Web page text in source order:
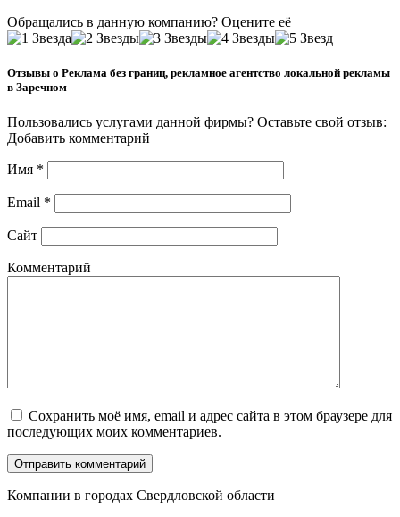
Обращались в данную компанию? Оцените её
Отзывы о Реклама без границ, рекламное агентство локальной рекламы
в Заречном
Пользовались услугами данной фирмы? Оставьте свой отзыв:
Добавить комментарий
Имя *
Email *
Сайт
Комментарий
Сохранить моё имя, email и адрес сайта в этом браузере для
последующих моих комментариев.
Компании в городах Свердловской области